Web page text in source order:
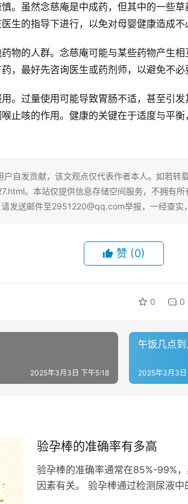
。虽然念慈庵是中成药，但其中的一些
生的指导下进行，以免对母婴健康造成不
物的人群。念慈庵可能与某些药物产生
，最好先咨询医生或药剂师，以避免不必
。过量使用可能导致胃肠不适，甚至引
止咳的作用。健康的关键在于适度与平
自发贡献，该文观点仅代表作者本人。如若转
。本站仅提供信息存储空间服务，不拥有所
发送邮件至2951220@qq.com举报，一经查实
赞 (0)
0 0
2025年3月3日 下午5:18
午饭几点
2025年3月3日
验孕棒的准确率有多高
验孕棒的准确率通常在85%-99%
因素有关。 验孕棒通过检测尿液